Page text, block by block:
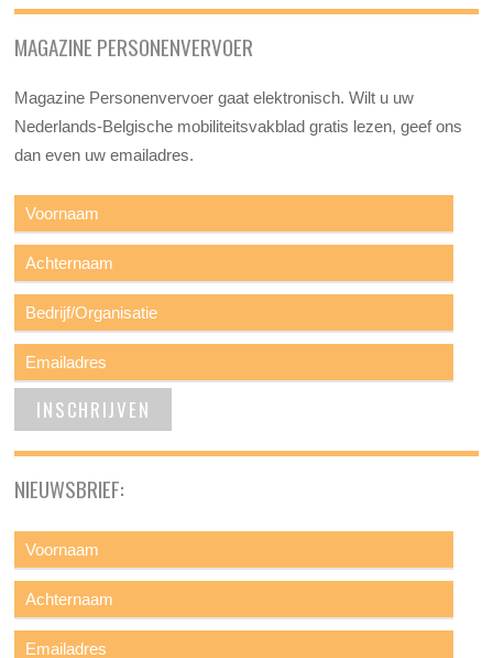
MAGAZINE PERSONENVERVOER
Magazine Personenvervoer gaat elektronisch. Wilt u uw
Nederlands-Belgische mobiliteitsvakblad gratis lezen, geef ons
dan even uw emailadres.
NIEUWSBRIEF: